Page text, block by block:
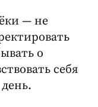
— не
о
себя